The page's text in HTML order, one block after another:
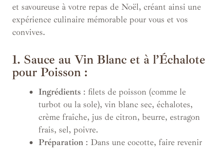
et savoureuse à votre repas de Noël, créant ainsi une
expérience culinaire mémorable pour vous et vos
convives.
1. Sauce au Vin Blanc et à l’Échalote
pour Poisson :
Ingrédients : filets de poisson (comme le
turbot ou la sole), vin blanc sec, échalotes,
crème fraîche, jus de citron, beurre, estragon
frais, sel, poivre.
Préparation : Dans une cocotte, faire revenir